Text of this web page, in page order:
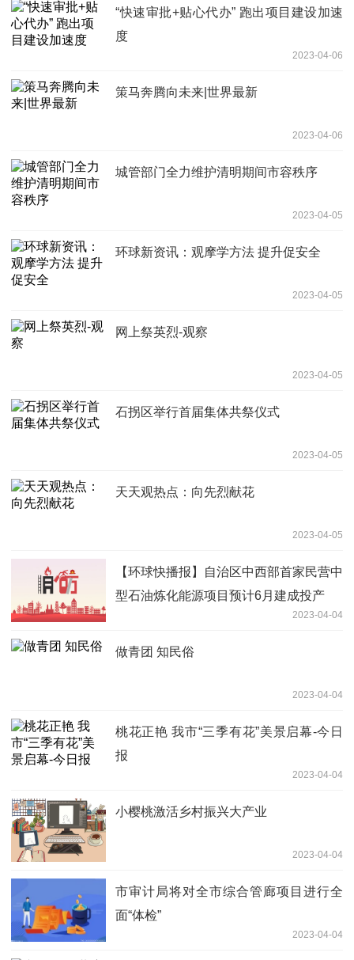
“快速审批+贴心代办” 跑出项目建设加速
度
2023-04-06
策马奔腾向未来|世界最新
2023-04-06
城管部门全力维护清明期间市容秩序
2023-04-05
环球新资讯：观摩学方法 提升促安全
2023-04-05
网上祭英烈-观察
2023-04-05
石拐区举行首届集体共祭仪式
2023-04-05
天天观热点：向先烈献花
2023-04-05
【环球快播报】自治区中西部首家民营中
型石油炼化能源项目预计6月建成投产
2023-04-04
做青团 知民俗
2023-04-04
桃花正艳 我市“三季有花”美景启幕-今日
报
2023-04-04
小樱桃激活乡村振兴大产业
2023-04-04
市审计局将对全市综合管廊项目进行全
面“体检”
2023-04-04